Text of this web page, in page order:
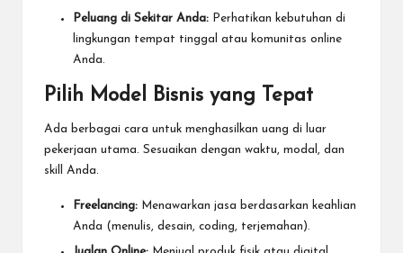
Peluang di Sekitar Anda: Perhatikan kebutuhan di
lingkungan tempat tinggal atau komunitas online
Anda.
Pilih Model Bisnis yang Tepat
Ada berbagai cara untuk menghasilkan uang di luar
pekerjaan utama. Sesuaikan dengan waktu, modal, dan
skill Anda.
Freelancing: Menawarkan jasa berdasarkan keahlian
Anda (menulis, desain, coding, terjemahan).